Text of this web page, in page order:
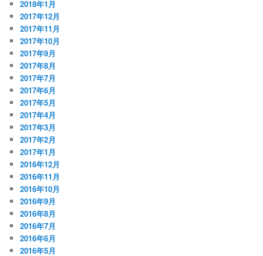
2018年1月
2017年12月
2017年11月
2017年10月
2017年9月
2017年8月
2017年7月
2017年6月
2017年5月
2017年4月
2017年3月
2017年2月
2017年1月
2016年12月
2016年11月
2016年10月
2016年9月
2016年8月
2016年7月
2016年6月
2016年5月